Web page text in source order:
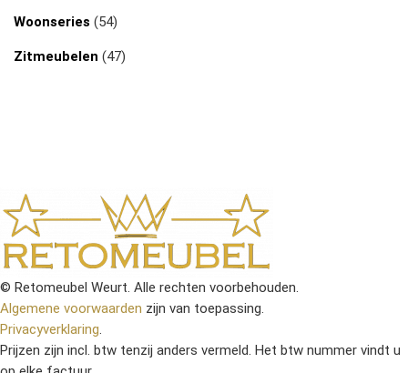
Woonseries (54)
Zitmeubelen (47)
© Retomeubel Weurt. Alle rechten voorbehouden.
Algemene voorwaarden zijn van toepassing.
Privacyverklaring.
Prijzen zijn incl. btw tenzij anders vermeld. Het btw nummer vindt u